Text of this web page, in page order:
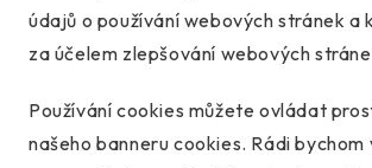
údajů o používání webových stránek a
za účelem zlepšování webových
Používání cookies můžete ovládat
našeho banneru cookies. Rádi bychom